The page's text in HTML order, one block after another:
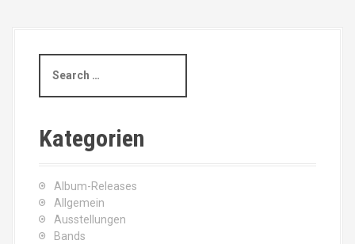
a
c
h
Kategorien
Album-Releases
Allgemein
Ausstellungen
Bands